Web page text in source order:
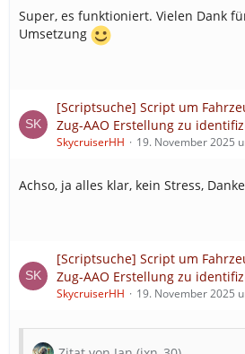
Super, es funktioniert. Vielen Dank
Umsetzung
[Scriptsuche] Script um
Zug-AAO Erstellung zu
SkycruiserHH 19. November 2025
Achso, ja alles klar, kein Stress,
[Scriptsuche] Script um
Zug-AAO Erstellung zu
SkycruiserHH 19. November 2025